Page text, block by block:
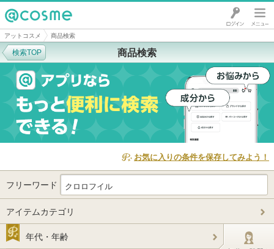
@cosme
アットコスメ 商品検索
商品検索
検索TOP
お気に入りの条件を保存してみよう！
フリーワード
アイテムカテゴリ
年代・年齢